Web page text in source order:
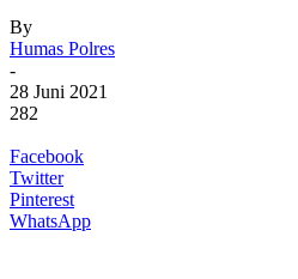
By
Humas Polres
-
28 Juni 2021
282
Facebook
Twitter
Pinterest
WhatsApp